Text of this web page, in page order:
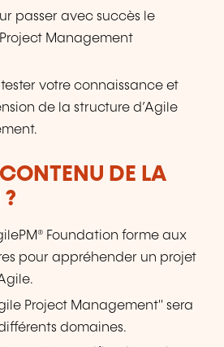
passer avec succès le
Management
votre connaissance et
de la structure d’Agile
CONTENU DE LA
?
Foundation forme aux
pour appréhender un projet
Project Management" sera
domaines.